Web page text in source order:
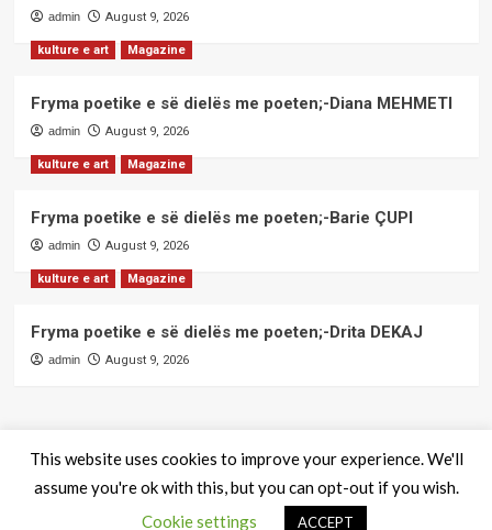
admin August 9, 2026
kulture e art Magazine
Fryma poetike e së dielës me poeten;-Diana MEHMETI
admin August 9, 2026
kulture e art Magazine
Fryma poetike e së dielës me poeten;-Barie ÇUPI
admin August 9, 2026
kulture e art Magazine
Fryma poetike e së dielës me poeten;-Drita DEKAJ
admin August 9, 2026
QendraPRESS - Te drejtat e rezervuara|CoverNewsby AF
themes.
This website uses cookies to improve your experience. We'll
assume you're ok with this, but you can opt-out if you wish.
Cookie settings
ACCEPT